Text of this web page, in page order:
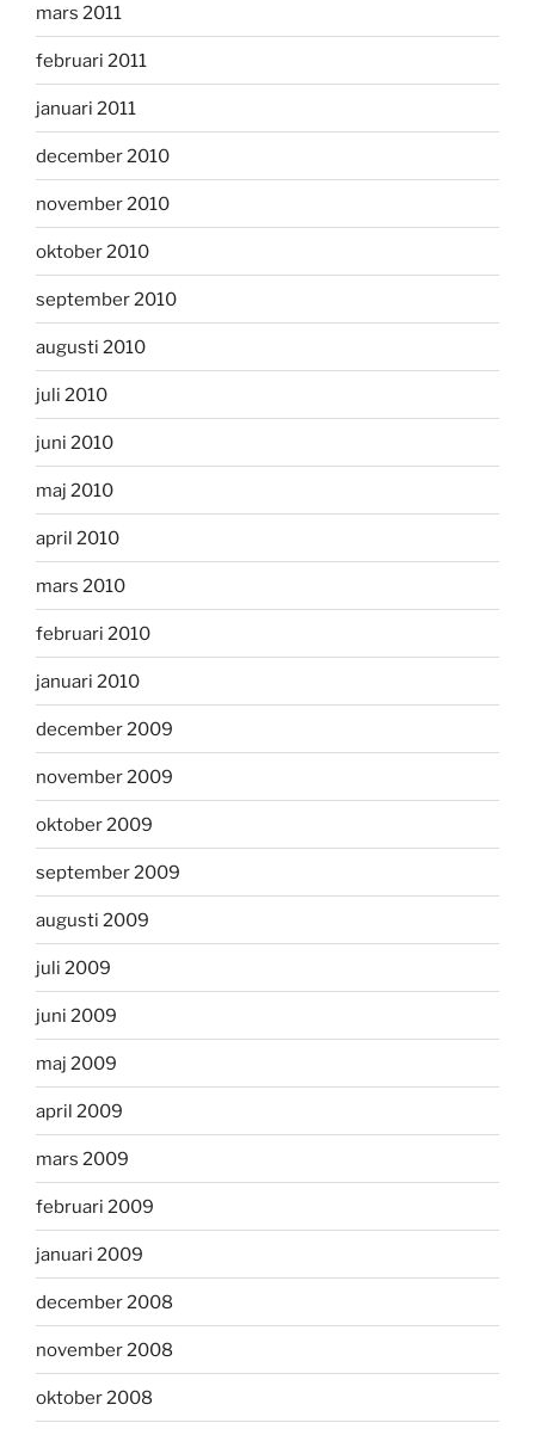
mars 2011
februari 2011
januari 2011
december 2010
november 2010
oktober 2010
september 2010
augusti 2010
juli 2010
juni 2010
maj 2010
april 2010
mars 2010
februari 2010
januari 2010
december 2009
november 2009
oktober 2009
september 2009
augusti 2009
juli 2009
juni 2009
maj 2009
april 2009
mars 2009
februari 2009
januari 2009
december 2008
november 2008
oktober 2008